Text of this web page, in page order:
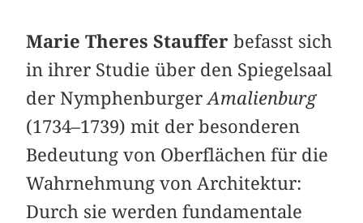
Marie Theres Stauffer befasst sich
in ihrer Studie über den Spiegelsaal
der NymphenburgerAmalienburg
(1734–1739) mit der besonderen
Bedeutung von Oberflächen für die
Wahrnehmung von Architektur:
Durch sie werden fundamentale